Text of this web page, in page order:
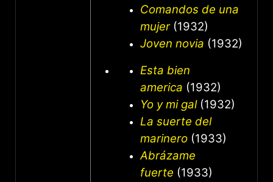
Comandos de una
mujer(1932)
Joven novia (1932)
Esta bien
america (1932)
Yo y mi gal(1932)
La suerte del
marinero (1933)
Abrázame
fuerte (1933)